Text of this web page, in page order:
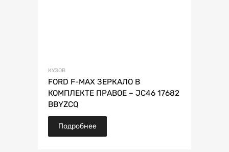
КУЗОВ
FORD F-MAX ЗЕРКАЛО В
КОМПЛЕКТЕ ПРАВОЕ – JC46 17682
BBYZCQ
Подробнее